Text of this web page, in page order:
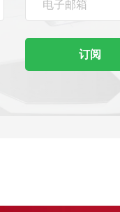
订阅